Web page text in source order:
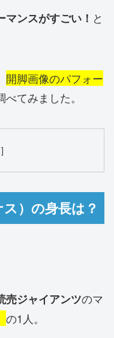
ンスがすごい！ と
開脚画像のパフォー
てみました。
）の身長は？
売ジャイアンツのマ
の1人。